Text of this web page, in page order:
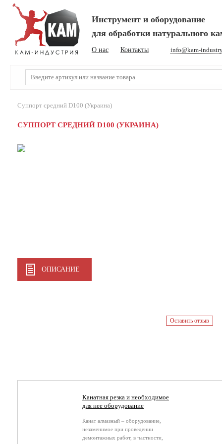
Инструмент и оборудование
для обработки натурального
О нас Контакты info@kam-
Суппорт средний D100 (Украина)
СУППОРТ СРЕДНИЙ D100 (УКРАИНА)
ОПИСАНИЕ
Оставить отзыв
Канатная резка и необходимое
для нее оборудование
Канат алмазный – оборудование,
незаменимое при проведении
демонтажных работ, в частности,